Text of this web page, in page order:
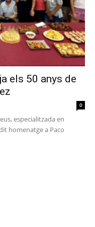
els 50 anys de
0
especialitzada en
homenatge a Paco